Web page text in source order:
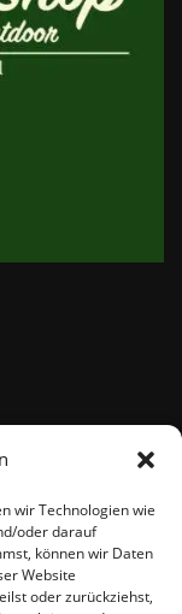
wir Technologien wie
oder darauf
können wir Daten
Website
oder zurückziehst,